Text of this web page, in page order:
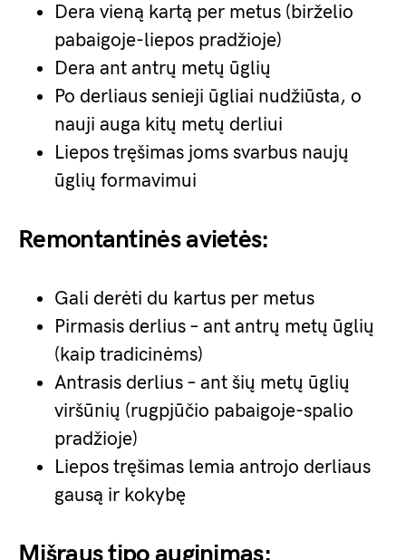
Dera vieną kartą per metus (birželio
pabaigoje-liepos pradžioje)
Dera ant antrų metų ūglių
Po derliaus senieji ūgliai nudžiūsta, o
nauji auga kitų metų derliui
Liepos tręšimas joms svarbus naujų
ūglių formavimui
Remontantinės avietės:
Gali derėti du kartus per metus
Pirmasis derlius – ant antrų metų ūglių
(kaip tradicinėms)
Antrasis derlius – ant šių metų ūglių
viršūnių (rugpjūčio pabaigoje-spalio
pradžioje)
Liepos tręšimas lemia antrojo derliaus
gausą ir kokybę